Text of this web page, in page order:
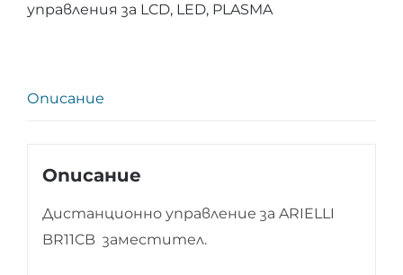
ARIELLI
управления за LCD, LED, PLASMA
Описание
Описание
Дистанционно управление за ARIELLI
BR11CB заместител.